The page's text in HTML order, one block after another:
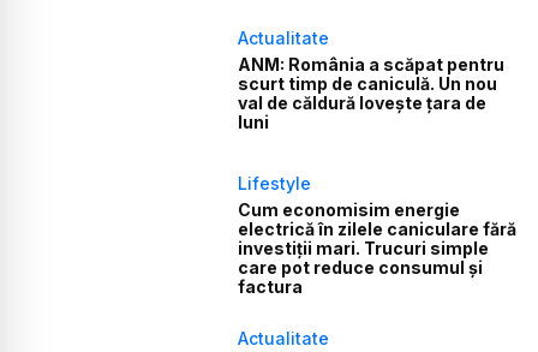
Actualitate
ANM: România a scăpat pentru
scurt timp de caniculă. Un nou
val de căldură lovește țara de
luni
Lifestyle
Cum economisim energie
electrică în zilele caniculare fără
investiții mari. Trucuri simple
care pot reduce consumul și
factura
Actualitate